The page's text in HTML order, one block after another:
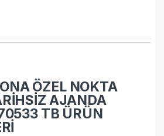
ÖZEL NOKTA
AJANDA
TB ÜRÜN